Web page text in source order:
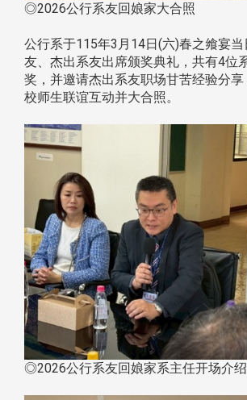
◎2026公行系友回娘家大合照
公行系于115年3月14日(六)春之飨宴
友、杰出系友出席颁奖典礼，共有4位
奖，并邀请杰出系友职场甘苦经验分
校师生联谊互动并大合照。
◎2026公行系友回娘家系主任开场介绍